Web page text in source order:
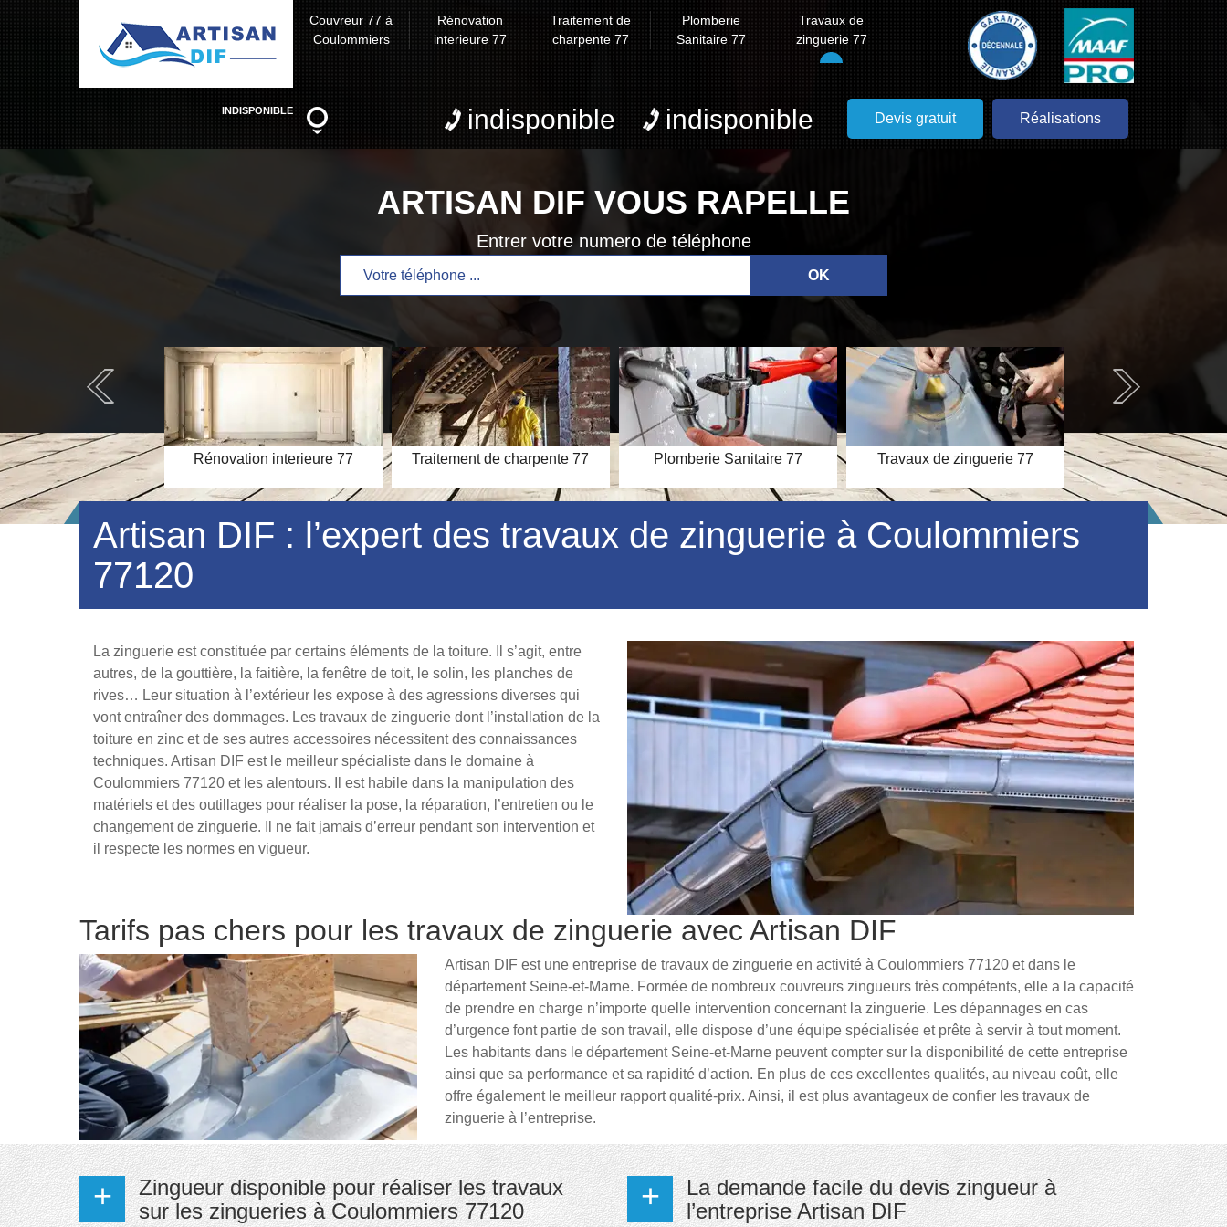
Couvreur 77 à
Coulommiers
Rénovation
interieure 77
Traitement de
charpente 77
Plomberie
Sanitaire 77
Travaux de
zinguerie 77
INDISPONIBLE indisponible indisponible Devis gratuit Réalisations
ARTISAN DIF VOUS RAPELLE
Entrer votre numero de téléphone
toiture Rénovation interieure 77 Traitement de charpente 77 Plomberie Sanitaire 77 Travaux de zinguerie 77 Couverture
Artisan DIF : l’expert des travaux de zinguerie à Coulommiers
77120
La zinguerie est constituée par certains éléments de la toiture. Il s’agit, entre
autres, de la gouttière, la faitière, la fenêtre de toit, le solin, les planches de
rives… Leur situation à l’extérieur les expose à des agressions diverses qui
vont entraîner des dommages. Les travaux de zinguerie dont l’installation de la
toiture en zinc et de ses autres accessoires nécessitent des connaissances
techniques. Artisan DIF est le meilleur spécialiste dans le domaine à
Coulommiers 77120 et les alentours. Il est habile dans la manipulation des
matériels et des outillages pour réaliser la pose, la réparation, l’entretien ou le
changement de zinguerie. Il ne fait jamais d’erreur pendant son intervention et
il respecte les normes en vigueur.
Tarifs pas chers pour les travaux de zinguerie avec Artisan DIF
Artisan DIF est une entreprise de travaux de zinguerie en activité à Coulommiers 77120 et dans le
département Seine-et-Marne. Formée de nombreux couvreurs zingueurs très compétents, elle a la capacité
de prendre en charge n’importe quelle intervention concernant la zinguerie. Les dépannages en cas
d’urgence font partie de son travail, elle dispose d’une équipe spécialisée et prête à servir à tout moment.
Les habitants dans le département Seine-et-Marne peuvent compter sur la disponibilité de cette entreprise
ainsi que sa performance et sa rapidité d’action. En plus de ces excellentes qualités, au niveau coût, elle
offre également le meilleur rapport qualité-prix. Ainsi, il est plus avantageux de confier les travaux de
zinguerie à l’entreprise.
Zingueur disponible pour réaliser les travaux
sur les zingueries à Coulommiers 77120
La demande facile du devis zingueur à
l’entreprise Artisan DIF